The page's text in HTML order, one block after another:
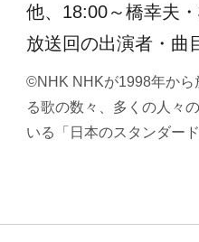
他、18:00～橋幸夫
放送回の出演者・曲
©NHK NHKが1998年から
る歌の数々、多くの人々
いる「日本のスタンダー